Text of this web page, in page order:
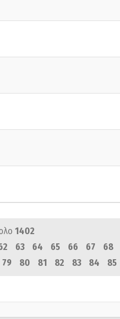
1402
63 64 65 66 67 68
79 80 81 82 83 84 85